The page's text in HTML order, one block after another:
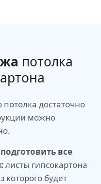
потолка
достаточно
можно
все
листы гипсокартона
которого будет